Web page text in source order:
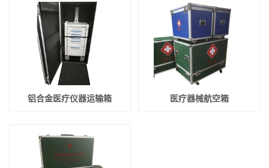
铝合金医疗仪器运输箱 医疗器械航空箱